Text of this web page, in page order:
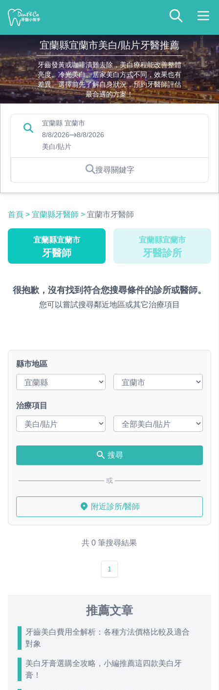
宜蘭縣宜蘭市美白/貼片牙醫推薦
牙齒發黃或咖啡漬難去除，美白療程能改善整體
亮度。冷光美白、居家美白方式不同，效果也有
差異。選擇前先了解自身狀況，預約牙醫師評估
最合適的方案！
宜蘭縣 宜蘭市
8/8/2026
8/8/2026
美白/貼片
搜尋關鍵字
首頁 > 宜蘭縣牙醫師 > 宜蘭市牙醫師
宜蘭縣宜蘭市
牙醫師
宜蘭縣宜蘭市
牙醫診所
很抱歉，沒有找到符合您搜尋條件的診所或醫師。
您可以嘗試搜尋鄰近地區或其它治療項目
縣市地區
治療項目
搜尋
或
附近診所/醫師
共 0 筆搜尋結果
1
推薦文章
牙齒美白費用全解析：各種方法價格比較及適合
對象
美白牙膏選購全攻略，小編推薦這四款美白牙
膏！